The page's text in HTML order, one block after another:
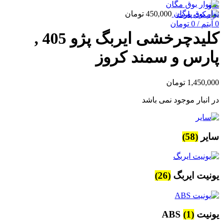
منو
0 آیتم /
0 تومان
نوار بوق مگان 450,000 تومان
کلیدچرخشی ایربگ پژو 405 ,
پارس و سمند کروز
1,450,000 تومان
در انبار موجود نمی باشد
سایر (58)
یونیت ایربگ (26)
یونیت ABS (1)